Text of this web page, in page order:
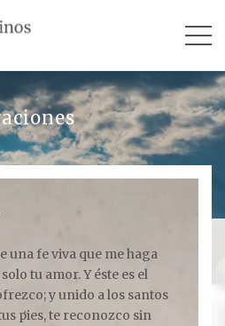
Padre Pío»
una fe viva que me haga
tu amor. Y éste es el
y unido a los santos
pies, te reconozco sin